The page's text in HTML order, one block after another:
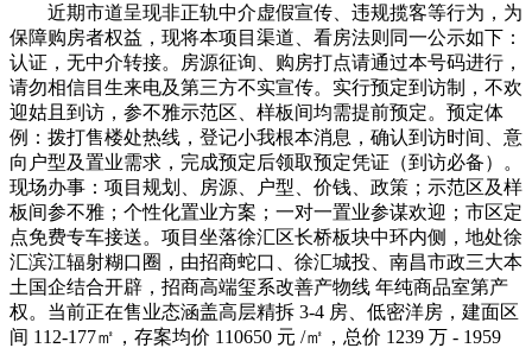
近期市道呈现非正轨中介虚假宣传、违规揽客等行为，为
保障购房者权益，现将本项目渠道、看房法则同一公示如下：
认证，无中介转接。房源征询、购房打点请通过本号码进行，
请勿相信目生来电及第三方不实宣传。实行预定到访制，不欢
迎姑且到访，参不雅示范区、样板间均需提前预定。预定体
例：拨打售楼处热线，登记小我根本消息，确认到访时间、意
向户型及置业需求，完成预定后领取预定凭证（到访必备）。
现场办事：项目规划、房源、户型、价钱、政策；示范区及样
板间参不雅；个性化置业方案；一对一置业参谋欢迎；市区定
点免费专车接送。项目坐落徐汇区长桥板块中环内侧，地处徐
汇滨江辐射糊口圈，由招商蛇口、徐汇城投、南昌市政三大本
土国企结合开辟，招商高端玺系改善产物线 年纯商品室第产
权。当前正在售业态涵盖高层精拆 3-4 房、低密洋房，建面区
间 112-177㎡，存案均价 110650 元 /㎡，总价 1239 万 - 1959